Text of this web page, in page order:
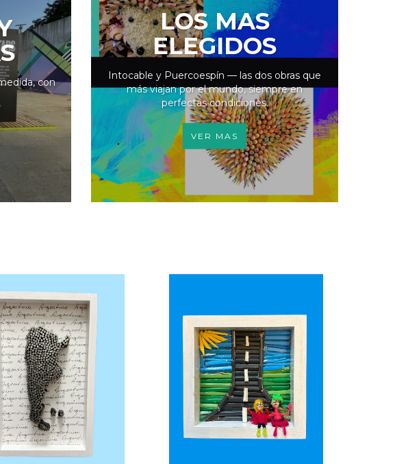
con
LOS MAS
ELEGIDOS
Intocable y Puercoespín — las dos obras que
más viajan por el mundo, siempre en
perfectas condiciones.
VER MAS